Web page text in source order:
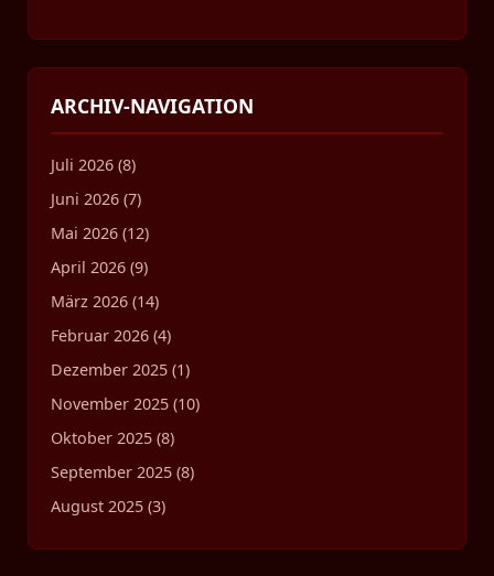
ARCHIV-NAVIGATION
Juli 2026 (8)
Juni 2026 (7)
Mai 2026 (12)
April 2026 (9)
März 2026 (14)
Februar 2026 (4)
Dezember 2025 (1)
November 2025 (10)
Oktober 2025 (8)
September 2025 (8)
August 2025 (3)